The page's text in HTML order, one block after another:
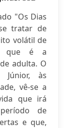
"Os Dias
tratar de
volátil de
que é a
adulta. O
Júnior, às
vê-se a
que irá
de
e que,